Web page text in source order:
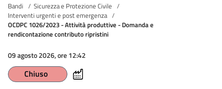
Bandi / Sicurezza e Protezione Civile /
Interventi urgenti e post emergenza /
OCDPC 1026/2023 - Attività produttive - Domanda e
rendicontazione contributo ripristini
09 agosto 2026, ore 12:42
Chiuso